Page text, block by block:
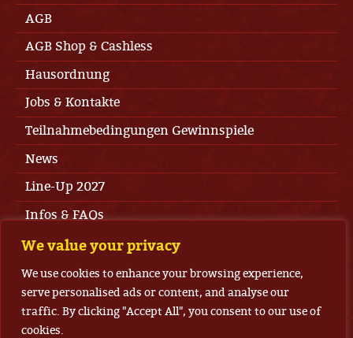
We value your privacy
We use cookies to enhance your browsing experience,
serve personalised ads or content, and analyse our
traffic. By clicking "Accept All", you consent to our use of
cookies.
AGB
AGB Shop & Cashless
Hausordnung
Jobs & Kontakte
Teilnahmebedingungen Gewinnspiele
News
Line-Up 2027
Infos & FAQs
Press Area
Datenschutz
Tickets